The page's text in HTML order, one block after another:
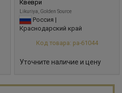
Квеври
Likuriya, Golden Source
Россия |
Краснодарский край
Код товара: ра-61044
Уточните наличие и цену